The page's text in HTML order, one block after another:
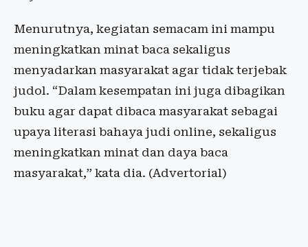
Menurutnya, kegiatan semacam ini mampu
meningkatkan minat baca sekaligus
menyadarkan masyarakat agar tidak terjebak
judol. “Dalam kesempatan ini juga dibagikan
buku agar dapat dibaca masyarakat sebagai
upaya literasi bahaya judi online, sekaligus
meningkatkan minat dan daya baca
masyarakat,” kata dia. (Advertorial)